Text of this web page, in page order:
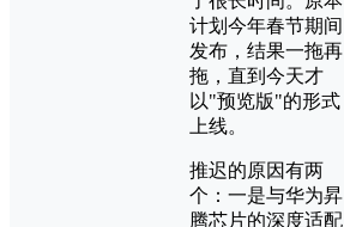
计划今年春节期间
发布，结果一拖再
拖，直到今天才
以"预览版"的形式
上线。
推迟的原因有两
个：一是与华为昇
腾芯片的深度适配